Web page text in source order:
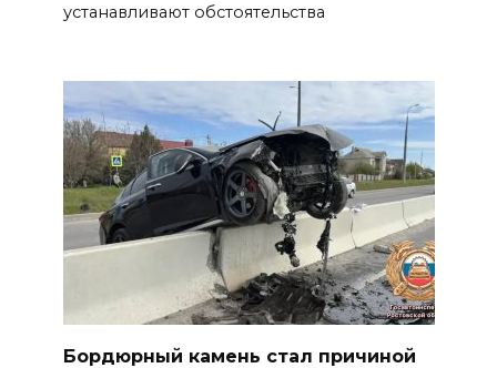
устанавливают обстоятельства
Бордюрный камень стал причиной